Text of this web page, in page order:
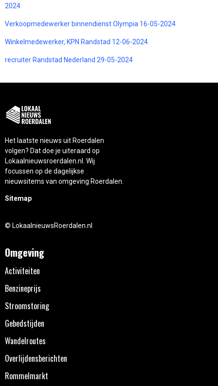
2024
Verkoopmedewerker binnendienst Olympia 16-05-2024
Winkelmedewerker, KPN Randstad 12-06-2024
recruiter Randstad Nederland 29-05-2024
Het laatste nieuws uit Roerdalen
volgen? Dat doe je uiteraard op
Lokaalnieuwsroerdalen.nl. Wij
focussen op de dagelijkse
nieuwsitems van omgeving Roerdalen.
Sitemap
© LokaalnieuwsRoerdalen.nl
Omgeving
Activiteiten
Benzineprijs
Stroomstoring
Gebedstijden
Wandelroutes
Overlijdensberichten
Rommelmarkt